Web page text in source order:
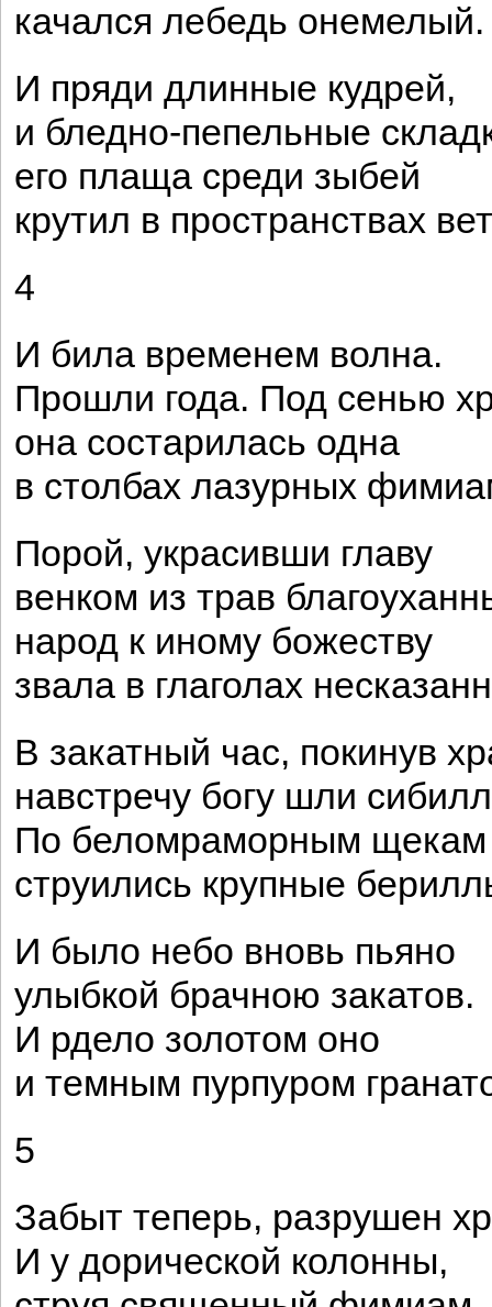
качался лебедь онемелый.
И пряди длинные кудрей,
и бледно-пепельные
его плаща среди зыбей
крутил в пространствах
4
И била временем волна.
Прошли года. Под сенью
она состарилась одна
в столбах лазурных
Порой, украсивши главу
венком из трав
народ к иному божеству
звала в глаголах
В закатный час, покинув
навстречу богу шли
По беломраморным щекам
струились крупные
И было небо вновь пьяно
улыбкой брачною закатов.
И рдело золотом оно
и темным пурпуром
5
Забыт теперь, разрушен
И у дорической колонны,